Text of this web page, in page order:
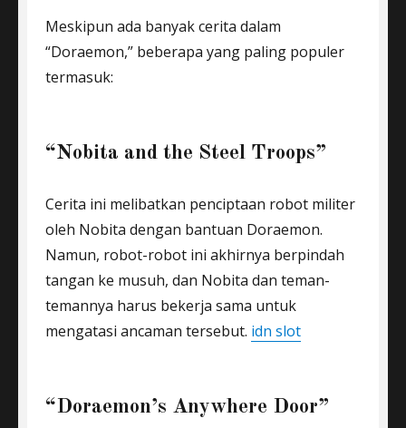
Meskipun ada banyak cerita dalam
“Doraemon,” beberapa yang paling populer
termasuk:
“Nobita and the Steel Troops”
Cerita ini melibatkan penciptaan robot militer
oleh Nobita dengan bantuan Doraemon.
Namun, robot-robot ini akhirnya berpindah
tangan ke musuh, dan Nobita dan teman-
temannya harus bekerja sama untuk
mengatasi ancaman tersebut. idn slot
“Doraemon’s Anywhere Door”